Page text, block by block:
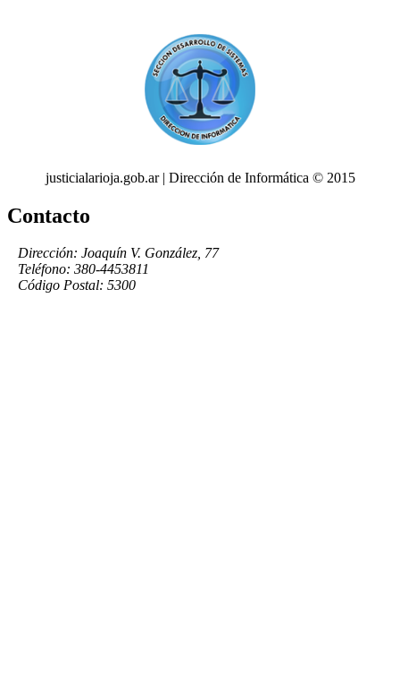
justicialarioja.gob.ar | Dirección de Informática © 2015
Contacto
Dirección: Joaquín V. González, 77
Teléfono: 380-4453811
Código Postal: 5300